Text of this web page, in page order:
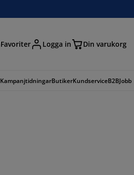
Favoriter Logga in Din varukorg
KampanjtidningarButikerKundserviceB2BJobb